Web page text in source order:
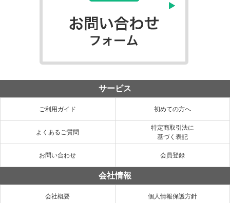
サービス
ご利用ガイド 初めての方へ
よくあるご質問
特定商取引法に
基づく表記
お問い合わせ 会員登録
会社情報
会社概要 個人情報保護方針